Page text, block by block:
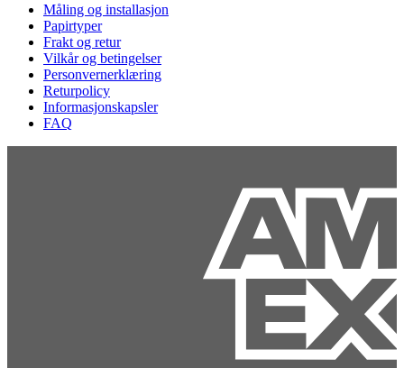
Måling og installasjon
Papirtyper
Frakt og retur
Vilkår og betingelser
Personvernerklæring
Returpolicy
Informasjonskapsler
FAQ